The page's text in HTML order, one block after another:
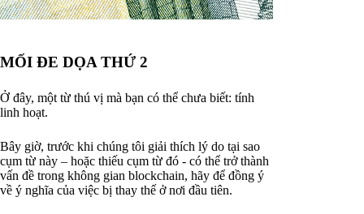
MỐI ĐE DỌA THỨ 2
Ở đây, một từ thú vị mà bạn có thể chưa biết: tính
linh hoạt.
Bây giờ, trước khi chúng tôi giải thích lý do tại sao
cụm từ này – hoặc thiếu cụm từ đó - có thể trở thành
vấn đề trong không gian blockchain, hãy để đồng ý
về ý nghĩa của việc bị thay thế ở nơi đầu tiên.